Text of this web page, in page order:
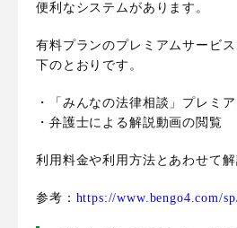
便利なシステムがあります。
有料プランのプレミアムサービ
下のとおりです。
・「みんなの法律相談」プレミ
・弁護士による解説動画の閲覧
利用料金や利用方法とあわせて解
参考： https://www.bengo4.com/